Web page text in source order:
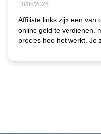
18/05/2026
Affiliate links zijn een van
online geld te verdienen,
precies hoe het werkt. Je